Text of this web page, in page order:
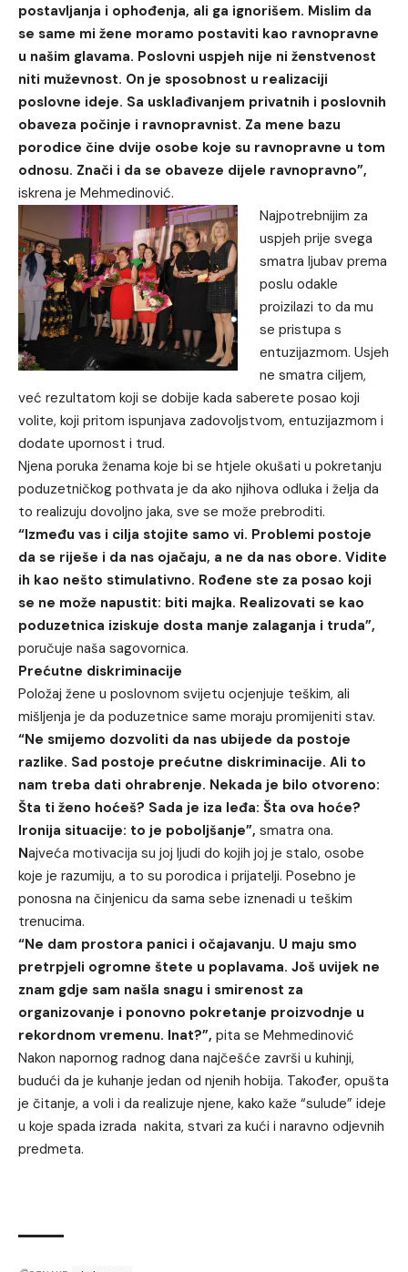
postavljanja i ophođenja, ali ga ignorišem. Mislim da
se same mi žene moramo postaviti kao ravnopravne
u našim glavama. Poslovni uspjeh nije ni ženstvenost
niti muževnost. On je sposobnost u realizaciji
poslovne ideje. Sa usklađivanjem privatnih i poslovnih
obaveza počinje i ravnopravnist. Za mene bazu
porodice čine dvije osobe koje su ravnopravne u tom
odnosu. Znači i da se obaveze dijele ravnopravno”,
iskrena je Mehmedinović.
Najpotrebnijim za
uspjeh prije svega
smatra ljubav prema
poslu odakle
proizilazi to da mu
se pristupa s
entuzijazmom. Usjeh
ne smatra ciljem,
već rezultatom koji se dobije kada saberete posao koji
volite, koji pritom ispunjava zadovoljstvom, entuzijazmom i
dodate upornost i trud.
Njena poruka ženama koje bi se htjele okušati u pokretanju
poduzetničkog pothvata je da ako njihova odluka i želja da
to realizuju dovoljno jaka, sve se može prebroditi.
“Između vas i cilja stojite samo vi. Problemi postoje
da se riješe i da nas ojačaju, a ne da nas obore. Vidite
ih kao nešto stimulativno. Rođene ste za posao koji
se ne može napustit: biti majka. Realizovati se kao
poduzetnica iziskuje dosta manje zalaganja i truda”,
poručuje naša sagovornica.
Prećutne diskriminacije
Položaj žene u poslovnom svijetu ocjenjuje teškim, ali
mišljenja je da poduzetnice same moraju promijeniti stav.
“Ne smijemo dozvoliti da nas ubijede da postoje
razlike. Sad postoje prećutne diskriminacije. Ali to
nam treba dati ohrabrenje. Nekada je bilo otvoreno:
Šta ti ženo hoćeš? Sada je iza leđa: Šta ova hoće?
Ironija situacije: to je poboljšanje”, smatra ona.
Najveća motivacija su joj ljudi do kojih joj je stalo, osobe
koje je razumiju, a to su porodica i prijatelji. Posebno je
ponosna na činjenicu da sama sebe iznenadi u teškim
trenucima.
“Ne dam prostora panici i očajavanju. U maju smo
pretrpjeli ogromne štete u poplavama. Još uvijek ne
znam gdje sam našla snagu i smirenost za
organizovanje i ponovno pokretanje proizvodnje u
rekordnom vremenu. Inat?”, pita se Mehmedinović
Nakon napornog radnog dana najčešće završi u kuhinji,
budući da je kuhanje jedan od njenih hobija. Također, opušta
je čitanje, a voli i da realizuje njene, kako kaže “sulude” ideje
u koje spada izrada nakita, stvari za kući i naravno odjevnih
predmeta.